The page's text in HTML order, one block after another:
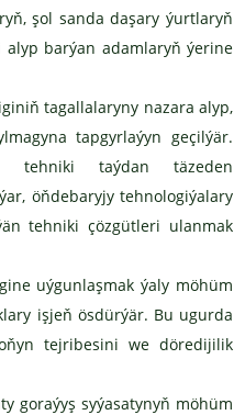
şol sanda daşary ýurtlaryň
barýan adamlaryň ýerine
tagallalaryny nazara alyp,
tapgyrlaýyn geçilýär.
tehniki taýdan täzeden
öňdebaryjy tehnologiýalary
tehniki çözgütleri ulanmak
uýgunlaşmak ýaly möhüm
işjeň ösdürýär. Bu ugurda
tejribesini we döredijilik
goraýyş syýasatynyň möhüm